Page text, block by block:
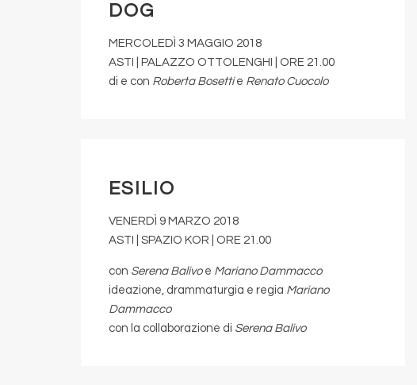
DOG
MERCOLEDÌ 3 MAGGIO 2018
ASTI | PALAZZO OTTOLENGHI | ORE 21.00
di e con Roberta Bosettie Renato Cuocolo
ESILIO
VENERDÌ 9 MARZO 2018
ASTI | SPAZIO KOR | ORE 21.00
con Serena Balivoe Mariano Dammacco
ideazione, drammaturgia e regia Mariano
Dammacco
con la collaborazione di Serena Balivo